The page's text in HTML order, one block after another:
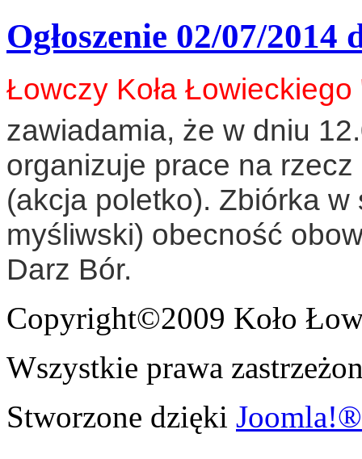
Ogłoszenie 02/07/
Łowczy Koła
zawiadamia, że w dniu
organizuje prace na rzecz
(akcja poletko). Zbiórka w
myśliwski) obecność
Darz Bór.
Copyright©2009 Koło
Wszystkie prawa
Stworzone dzięki Joomla!®